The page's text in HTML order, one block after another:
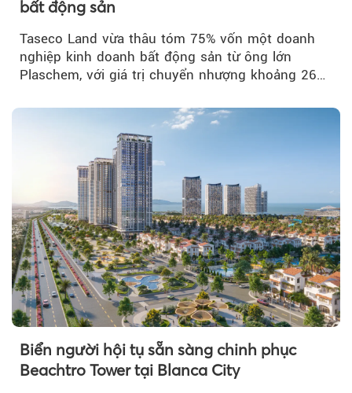
bất động sản
Taseco Land vừa thâu tóm 75% vốn một doanh
nghiệp kinh doanh bất động sản từ ông lớn
Plaschem, với giá trị chuyển nhượng khoảng 262
Biển người hội tụ sẵn sàng chinh phục
Beachtro Tower tại Blanca City